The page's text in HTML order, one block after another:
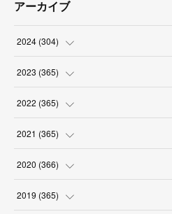
アーカイブ
2024 (304)
(3)
(31
(30
(31
2023 (365)
(31
(30
(31
(30
2022 (365)
(31
(30
(31
2021 (365)
(31
(30
2020 (366)
(31
2019 (365)